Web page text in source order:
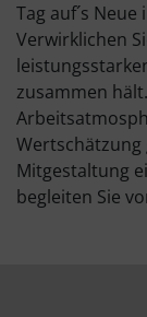
Tag auf´s
Verwirklichen
zusammen
Wertschätzung
Mitgestaltung
begleiten Sie